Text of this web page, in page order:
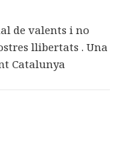
de valents i no
llibertats . Una
Catalunya